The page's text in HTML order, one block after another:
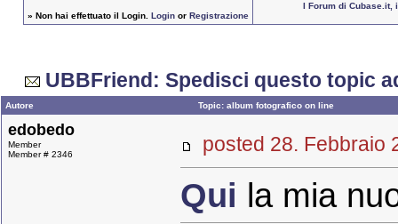
» Non hai effettuato il Login. Loginor Registrazione
I Forum di Cubase.it,
UBBFriend: Spedisci questo topic
Autore Topic: album fotografico on line
edobedo
Member
Member # 2346
posted 28.
Qui la mia